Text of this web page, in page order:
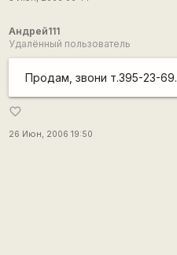
Андрей111
Удалённый пользователь
Продам, звони т.395-23-69.
favorite_border
26 Июн, 2006 19:50